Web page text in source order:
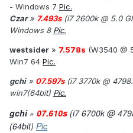
- Windows 7 Pic.
Czar» 7.493s(i7 2600k @ 5.0
Windows 8 Pic.
westsider » 7.578s (W3540 @
Win7 64 Pic.
gchi» 07.597s(i7 3770k @
win7(64bit) Pic.
gchi» 07.610s (i7 6700k @
(64bit) Pic